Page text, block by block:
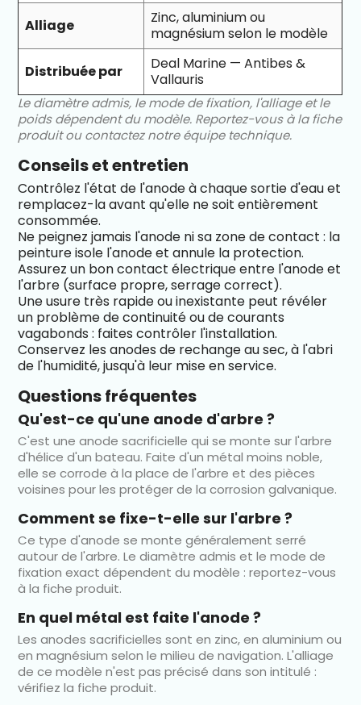
Alliage
Zinc, aluminium ou
magnésium selon le modèle
Distribuée par
Deal Marine — Antibes &
Vallauris
Le diamètre admis, le mode de fixation, l'alliage et le
poids dépendent du modèle. Reportez-vous à la fiche
produit ou contactez notre équipe technique.
Conseils et entretien
Contrôlez l'état de l'anode à chaque sortie d'eau et
remplacez-la avant qu'elle ne soit entièrement
consommée.
Ne peignez jamais l'anode ni sa zone de contact : la
peinture isole l'anode et annule la protection.
Assurez un bon contact électrique entre l'anode et
l'arbre (surface propre, serrage correct).
Une usure très rapide ou inexistante peut révéler
un problème de continuité ou de courants
vagabonds : faites contrôler l'installation.
Conservez les anodes de rechange au sec, à l'abri
de l'humidité, jusqu'à leur mise en service.
Questions fréquentes
Qu'est-ce qu'une anode d'arbre ?
C'est une anode sacrificielle qui se monte sur l'arbre
d'hélice d'un bateau. Faite d'un métal moins noble,
elle se corrode à la place de l'arbre et des pièces
voisines pour les protéger de la corrosion galvanique.
Comment se fixe-t-elle sur l'arbre ?
Ce type d'anode se monte généralement serré
autour de l'arbre. Le diamètre admis et le mode de
fixation exact dépendent du modèle : reportez-vous
à la fiche produit.
En quel métal est faite l'anode ?
Les anodes sacrificielles sont en zinc, en aluminium ou
en magnésium selon le milieu de navigation. L'alliage
de ce modèle n'est pas précisé dans son intitulé :
vérifiez la fiche produit.